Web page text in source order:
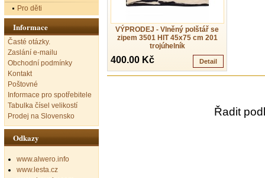
VÝPRODEJ - Vlněný polštář se
zipem 3501 HIT 45x75 cm 201
trojúhelník
400.00 Kč Detail
Řadit
Pro děti
Informace
Časté otázky.
Zaslání e-mailu
Obchodní podmínky
Kontakt
Poštovné
Informace pro spotřebitele
Tabulka čísel velikostí
Prodej na Slovensko
Odkazy
www.alwero.info
www.lesta.cz